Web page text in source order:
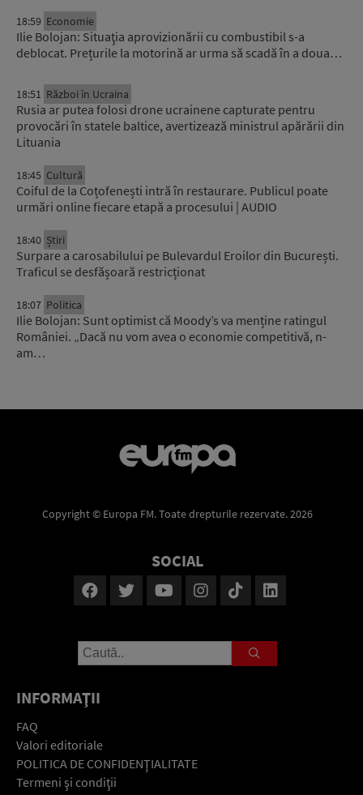
18:59 Economie
Ilie Bolojan: Situaţia aprovizionării cu combustibil s-a
deblocat. Prețurile la motorină ar urma să scadă în a doua…
18:51 Război în Ucraina
Rusia ar putea folosi drone ucrainene capturate pentru
provocări în statele baltice, avertizează ministrul apărării din
Lituania
18:45 Cultură
Coiful de la Coțofenești intră în restaurare. Publicul poate
urmări online fiecare etapă a procesului | AUDIO
18:40 Știri
Surpare a carosabilului pe Bulevardul Eroilor din București.
Traficul se desfășoară restricționat
18:07 Politica
Ilie Bolojan: Sunt optimist că Moody’s va menține ratingul
României. „Dacă nu vom avea o economie competitivă, n-
am…
Copyright © Europa FM. Toate drepturile rezervate. 2026
SOCIAL
INFORMAŢII
FAQ
Valori editoriale
POLITICA DE CONFIDENŢIALITATE
Termeni şi condiţii